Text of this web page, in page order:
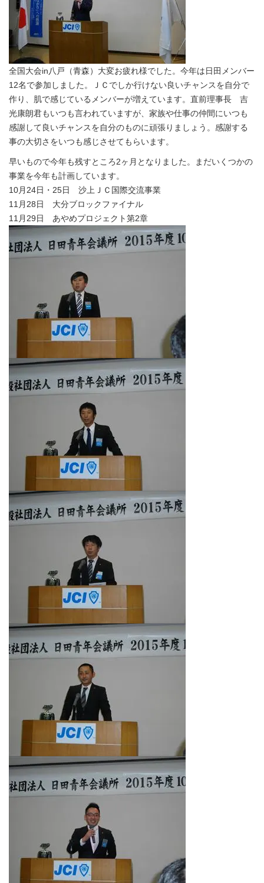
全国大会in八戸（青森）大変お疲れ様でした。今年は日田メンバー
12名で参加しました。ＪＣでしか行けない良いチャンスを自分で
作り、肌で感じているメンバーが増えています。直前理事長 吉
光康朗君もいつも言われていますが、家族や仕事の仲間にいつも
感謝して良いチャンスを自分のものに頑張りましょう。感謝する
事の大切さをいつも感じさせてもらいます。
早いもので今年も残すところ2ヶ月となりました。まだいくつかの
事業を今年も計画しています。
10月24日・25日 沙上ＪＣ国際交流事業
11月28日 大分ブロックファイナル
11月29日 あやめプロジェクト第2章